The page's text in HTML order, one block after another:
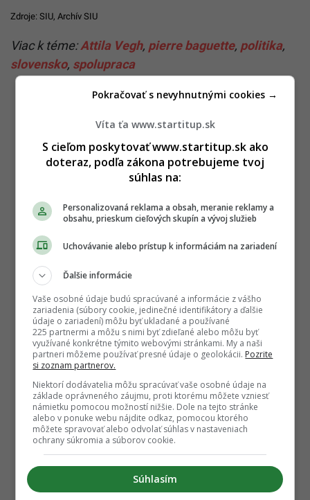
Zdroje: SIU, Archív SIU
Viac k téme:Attila Vegh, pierre baguette, politika,
slovensko, spolupraca
Víta ťa www.startitup.sk
S cieľom poskytovať www.startitup.sk ako
doteraz, podľa zákona potrebujeme tvoj
súhlas na:
Personalizovaná reklama a obsah, meranie reklamy a
obsahu, prieskum cieľových skupín a vývoj služieb
Uchovávanie alebo prístup k informáciám na zariadení
Ďalšie informácie
Vaše osobné údaje budú spracúvané a informácie z vášho
zariadenia (súbory cookie, jedinečné identifikátory a ďalšie
údaje o zariadení) môžu byť ukladané a používané
225 partnermi a môžu s nimi byť zdieľané alebo môžu byť
využívané konkrétne týmito webovými stránkami. My a naši
partneri môžeme používať presné údaje o geolokácii. Pozrite
si zoznam partnerov.
Niektorí dodávatelia môžu spracúvať vaše osobné údaje na
základe oprávneného záujmu, proti ktorému môžete vzniesť
námietku pomocou možností nižšie. Dole na tejto stránke
alebo v ponuke webu nájdite odkaz, pomocou ktorého
môžete spravovať alebo odvolať súhlas v nastaveniach
ochrany súkromia a súborov cookie.
Súhlasím
Pokračovať s nevyhnutnými cookies →